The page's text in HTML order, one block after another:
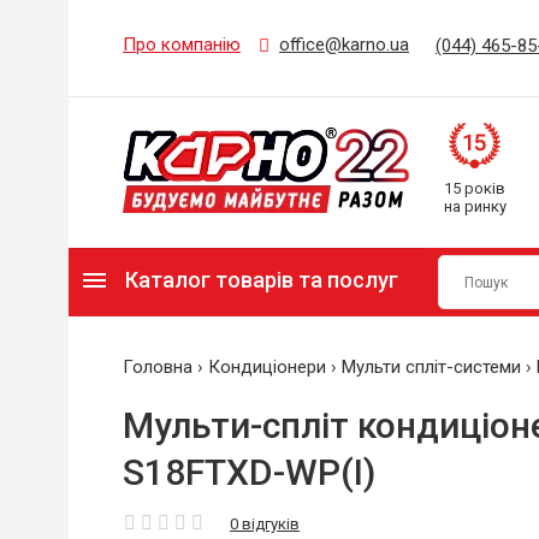
Про компанію office@karno.ua (044) 465-
15 років
на ринку
Каталог товарів та послуг
Головна › Кондиціонери › Мульти спліт-системи ›
Мульти-спліт
S18FTXD-WP(I)
0 відгуків